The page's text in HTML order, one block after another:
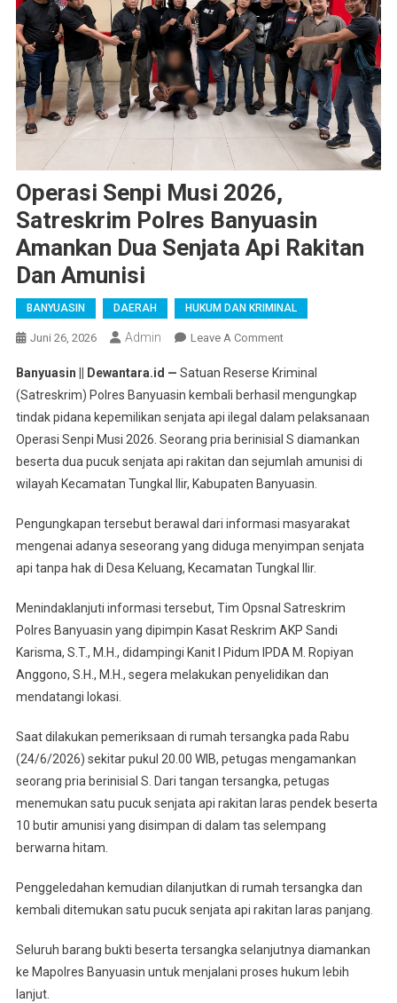
Operasi Senpi Musi 2026,
Satreskrim Polres Banyuasin
Amankan Dua Senjata Api Rakitan
Dan Amunisi
BANYUASIN DAERAH HUKUM DAN KRIMINAL
Juni 26, 2026 Admin Leave A CommentOn
Senpi
Musi
2026,
Satreskrim
Polres
Banyuasin
Dua
Senjata
Api
Dan
Amunisi
Banyuasin || Dewantara.id — Satuan Reserse Kriminal
(Satreskrim) Polres Banyuasin kembali berhasil mengungkap
tindak pidana kepemilikan senjata api ilegal dalam pelaksanaan
Operasi Senpi Musi 2026. Seorang pria berinisial S diamankan
beserta dua pucuk senjata api rakitan dan sejumlah amunisi di
wilayah Kecamatan Tungkal Ilir, Kabupaten Banyuasin.
Pengungkapan tersebut berawal dari informasi masyarakat
mengenai adanya seseorang yang diduga menyimpan senjata
api tanpa hak di Desa Keluang, Kecamatan Tungkal Ilir.
Menindaklanjuti informasi tersebut, Tim Opsnal Satreskrim
Polres Banyuasin yang dipimpin Kasat Reskrim AKP Sandi
Karisma, S.T., M.H., didampingi Kanit I Pidum IPDA M. Ropiyan
Anggono, S.H., M.H., segera melakukan penyelidikan dan
mendatangi lokasi.
Saat dilakukan pemeriksaan di rumah tersangka pada Rabu
(24/6/2026) sekitar pukul 20.00 WIB, petugas mengamankan
seorang pria berinisial S. Dari tangan tersangka, petugas
menemukan satu pucuk senjata api rakitan laras pendek beserta
10 butir amunisi yang disimpan di dalam tas selempang
berwarna hitam.
Penggeledahan kemudian dilanjutkan di rumah tersangka dan
kembali ditemukan satu pucuk senjata api rakitan laras panjang.
Seluruh barang bukti beserta tersangka selanjutnya diamankan
ke Mapolres Banyuasin untuk menjalani proses hukum lebih
lanjut.